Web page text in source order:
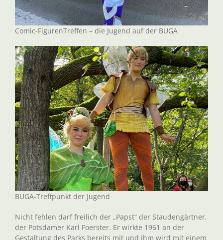
Comic-FigurenTreffen – die Jugend auf der BUGA
BUGA-Treffpunkt der Jugend
Nicht fehlen darf freilich der „Papst“ der Staudengärtner,
der Potsdamer Karl Foerster. Er wirkte 1961 an der
Gestaltung des Parks bereits mit und ihm wird mit einem